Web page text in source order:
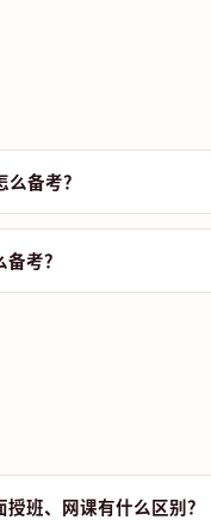
备考？
考？
班、网课有什么区别？